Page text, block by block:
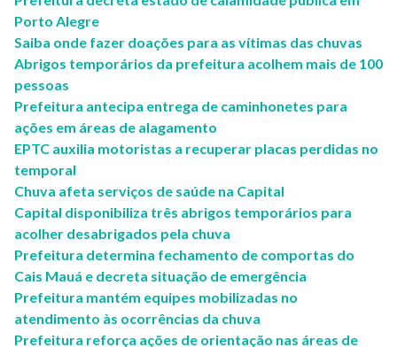
Porto Alegre
Saiba onde fazer doações para as vítimas das chuvas
Abrigos temporários da prefeitura acolhem mais de 100
pessoas
Prefeitura antecipa entrega de caminhonetes para
ações em áreas de alagamento
EPTC auxilia motoristas a recuperar placas perdidas no
temporal
Chuva afeta serviços de saúde na Capital
Capital disponibiliza três abrigos temporários para
acolher desabrigados pela chuva
Prefeitura determina fechamento de comportas do
Cais Mauá e decreta situação de emergência
Prefeitura mantém equipes mobilizadas no
atendimento às ocorrências da chuva
Prefeitura reforça ações de orientação nas áreas de